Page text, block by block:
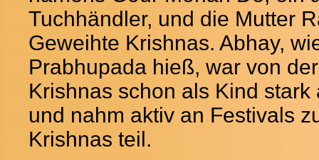
Tuchhändler, und die Mutter
Geweihte Krishnas. Abhay,
Prabhupada hieß, war von
Krishnas schon als Kind stark
und nahm aktiv an Festivals
Krishnas teil.